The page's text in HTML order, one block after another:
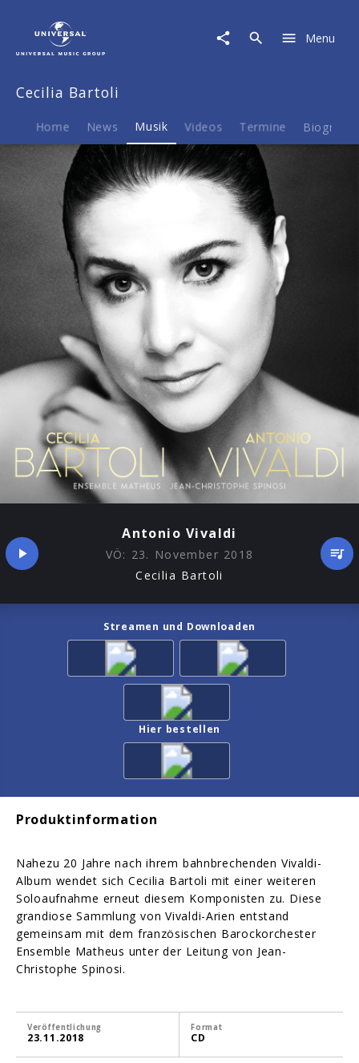
Musik
Antonio
Menu
Cecilia Bartoli
Home News Musik Videos Termine Biografie
Antonio Vivaldi
VÖ: 23. November 2018
Cecilia Bartoli
Streamen und Downloaden
Hier bestellen
Produktinformation
Nahezu 20 Jahre nach ihrem bahnbrechenden Vivaldi-
Album wendet sich Cecilia Bartoli mit einer weiteren
Soloaufnahme erneut diesem Komponisten zu. Diese
grandiose Sammlung von Vivaldi-Arien entstand
gemeinsam mit dem französischen Barockorchester
Ensemble Matheus unter der Leitung von Jean-
Christophe Spinosi.
Veröffentlichung
23.11.2018
Format
CD